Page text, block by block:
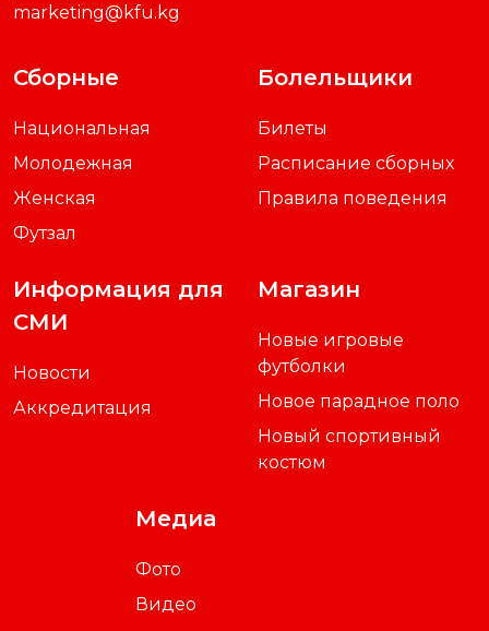
marketing@kfu.kg
Сборные
Национальная
Молодежная
Женская
Футзал
Болельщики
Билеты
Расписание сборных
Правила поведения
Информация для
СМИ
Новости
Аккредитация
Магазин
Новые игровые
футболки
Новое парадное поло
Новый спортивный
костюм
Медиа
Фото
Видео